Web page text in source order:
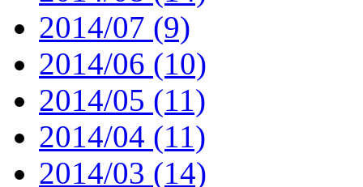
2014/07 (9)
2014/06 (10)
2014/05 (11)
2014/04 (11)
2014/03 (14)